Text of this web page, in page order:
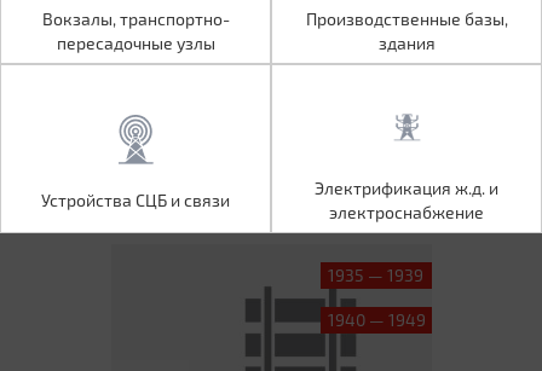
Вокзалы, транспортно-
пересадочные узлы
Производственные базы,
Электрификация ж.д. и
электроснабжение
Вокзалы, транспортно-
пересадочные узлы
Производственные базы,
здания
Устройства СЦБ и связи
Электрификация ж.д. и
электроснабжение
1935 — 1939
1940 — 1949